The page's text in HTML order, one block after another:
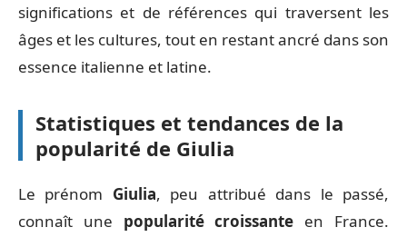
significations et de références qui traversent les
âges et les cultures, tout en restant ancré dans son
essence italienne et latine.
Statistiques et tendances de la
popularité de Giulia
Le prénom Giulia, peu attribué dans le passé,
connaît une popularité croissante en France.